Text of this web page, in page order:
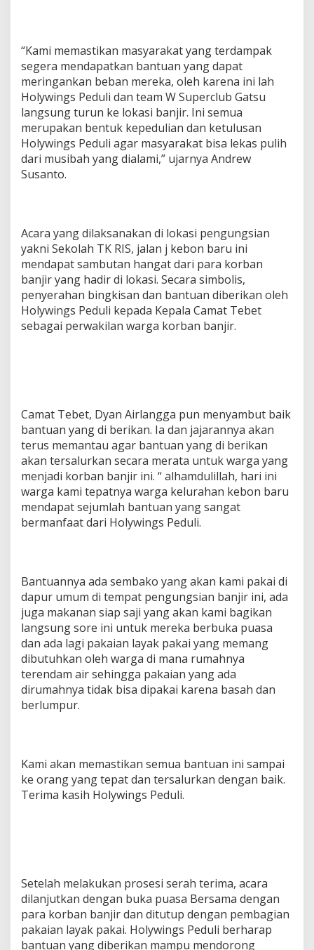
“Kami memastikan masyarakat yang terdampak
segera mendapatkan bantuan yang dapat
meringankan beban mereka, oleh karena ini lah
Holywings Peduli dan team W Superclub Gatsu
langsung turun ke lokasi banjir. Ini semua
merupakan bentuk kepedulian dan ketulusan
Holywings Peduli agar masyarakat bisa lekas pulih
dari musibah yang dialami,” ujarnya Andrew
Susanto.
Acara yang dilaksanakan di lokasi pengungsian
yakni Sekolah TK RIS, jalan j kebon baru ini
mendapat sambutan hangat dari para korban
banjir yang hadir di lokasi. Secara simbolis,
penyerahan bingkisan dan bantuan diberikan oleh
Holywings Peduli kepada Kepala Camat Tebet
sebagai perwakilan warga korban banjir.
Camat Tebet, Dyan Airlangga pun menyambut baik
bantuan yang di berikan. Ia dan jajarannya akan
terus memantau agar bantuan yang di berikan
akan tersalurkan secara merata untuk warga yang
menjadi korban banjir ini. “ alhamdulillah, hari ini
warga kami tepatnya warga kelurahan kebon baru
mendapat sejumlah bantuan yang sangat
bermanfaat dari Holywings Peduli.
Bantuannya ada sembako yang akan kami pakai di
dapur umum di tempat pengungsian banjir ini, ada
juga makanan siap saji yang akan kami bagikan
langsung sore ini untuk mereka berbuka puasa
dan ada lagi pakaian layak pakai yang memang
dibutuhkan oleh warga di mana rumahnya
terendam air sehingga pakaian yang ada
dirumahnya tidak bisa dipakai karena basah dan
berlumpur.
Kami akan memastikan semua bantuan ini sampai
ke orang yang tepat dan tersalurkan dengan baik.
Terima kasih Holywings Peduli.
Setelah melakukan prosesi serah terima, acara
dilanjutkan dengan buka puasa Bersama dengan
para korban banjir dan ditutup dengan pembagian
pakaian layak pakai. Holywings Peduli berharap
bantuan yang diberikan mampu mendorong